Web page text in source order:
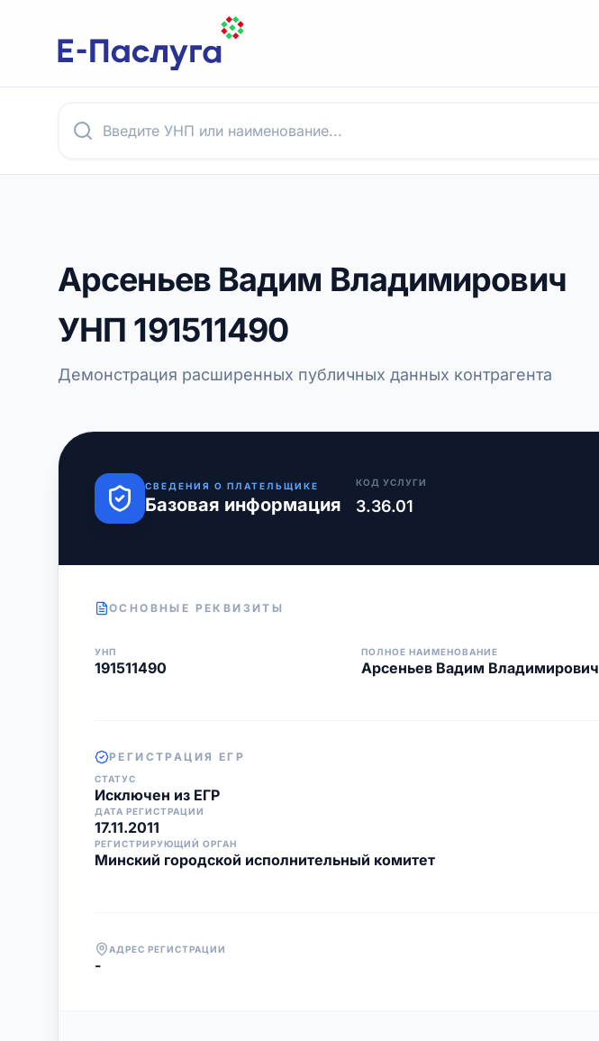
Арсеньев Вадим Владимирович
УНП 191511490
Демонстрация расширенных публичных данных контрагента
СВЕДЕНИЯ О ПЛАТЕЛЬЩИКЕ
Базовая информация
КОД УСЛУГИ
3.36.01
ОСНОВНЫЕ РЕКВИЗИТЫ
УНП
191511490
ПОЛНОЕ НАИМЕНОВАНИЕ
Арсеньев Вадим Владимирович
РЕГИСТРАЦИЯ ЕГР
СТАТУС
Исключен из ЕГР
ДАТА РЕГИСТРАЦИИ
17.11.2011
РЕГИСТРИРУЮЩИЙ ОРГАН
Минский городской исполнительный комитет
АДРЕС РЕГИСТРАЦИИ
-